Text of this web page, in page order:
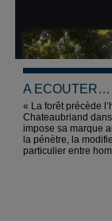
A ECOUTER…
« La forêt précède
Chateaubriand
impose sa marque
la pénètre, la
particulier entre